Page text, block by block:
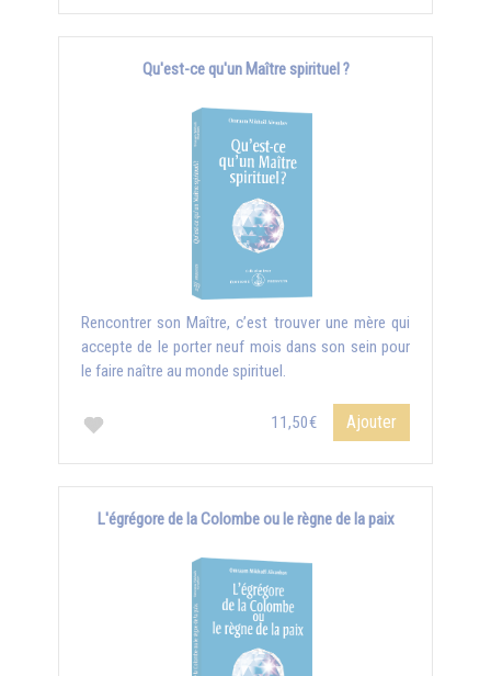
Qu'est-ce qu'un Maître spirituel ?
Rencontrer son Maître, c’est trouver une mère qui
accepte de le porter neuf mois dans son sein pour
le faire naître au monde spirituel.
11,50€ Ajouter
L'égrégore de la Colombe ou le règne de la paix